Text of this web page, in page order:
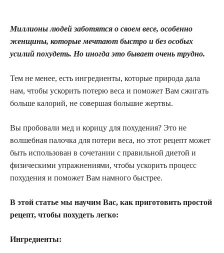
Миллионы людей заботятся о своем весе, особенно
женщины, которые мечтают быстро и без особых
усилий похудеть. Но иногда это бывает очень трудно.
Тем не менее, есть ингредиенты, которые природа дала
нам, чтобы ускорить потерю веса и поможет Вам сжигать
больше калорий, не совершая большие жертвы.
Вы пробовали мед и корицу для похудения? Это не
волшебная палочка для потери веса, но этот рецепт может
быть использован в сочетании с правильной диетой и
физическими упражнениями, чтобы ускорить процесс
похудения и поможет Вам намного быстрее.
В этой статье мы научим Вас, как приготовить простой
рецепт, чтобы похудеть легко:
Ингредиенты: